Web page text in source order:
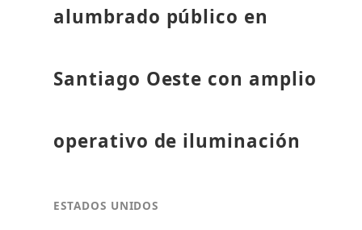
alumbrado público en
Santiago Oeste con amplio
operativo de iluminación
ESTADOS UNIDOS